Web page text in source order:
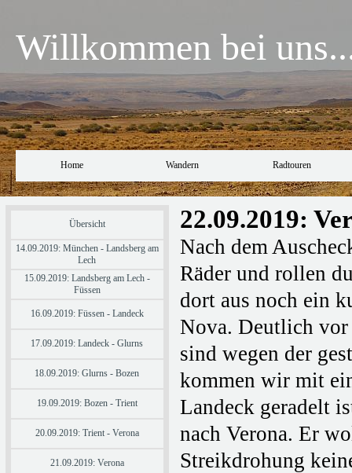
Home Wandern Radtouren
Willkommen bei
Übersicht
14.09.2019: München - Landsberg am
Lech
15.09.2019: Landsberg am Lech -
Füssen
16.09.2019: Füssen - Landeck
17.09.2019: Landeck - Glurns
18.09.2019: Glurns - Bozen
19.09.2019: Bozen - Trient
20.09.2019: Trient - Verona
21.09.2019: Verona
22.09.2019:
Nach dem
Räder und rollen
dort aus noch ein
Nova. Deutlich vor
sind wegen der
kommen wir mit
Landeck geradelt
nach Verona. Er
Streikdrohung